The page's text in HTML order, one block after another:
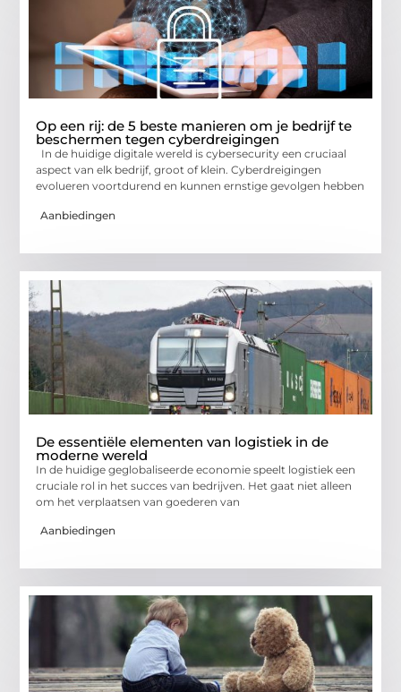
Op een rij: de 5 beste manieren om je bedrijf te
beschermen tegen cyberdreigingen
In de huidige digitale wereld is cybersecurity een cruciaal
aspect van elk bedrijf, groot of klein. Cyberdreigingen
evolueren voortdurend en kunnen ernstige gevolgen hebben
Aanbiedingen
De essentiële elementen van logistiek in de
moderne wereld
In de huidige geglobaliseerde economie speelt logistiek een
cruciale rol in het succes van bedrijven. Het gaat niet alleen
om het verplaatsen van goederen van
Aanbiedingen